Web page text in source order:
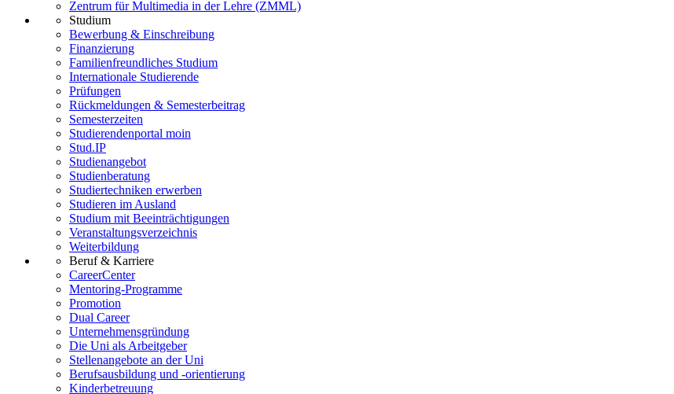
Zentrum für Multimedia in der Lehre (ZMML)
Studium
Bewerbung & Einschreibung
Finanzierung
Familienfreundliches Studium
Internationale Studierende
Prüfungen
Rückmeldungen & Semesterbeitrag
Semesterzeiten
Studierendenportal moin
Stud.IP
Studienangebot
Studienberatung
Studiertechniken erwerben
Studieren im Ausland
Studium mit Beeinträchtigungen
Veranstaltungsverzeichnis
Weiterbildung
Beruf & Karriere
CareerCenter
Mentoring-Programme
Promotion
Dual Career
Unternehmensgründung
Die Uni als Arbeitgeber
Stellenangebote an der Uni
Berufsausbildung und -orientierung
Kinderbetreuung